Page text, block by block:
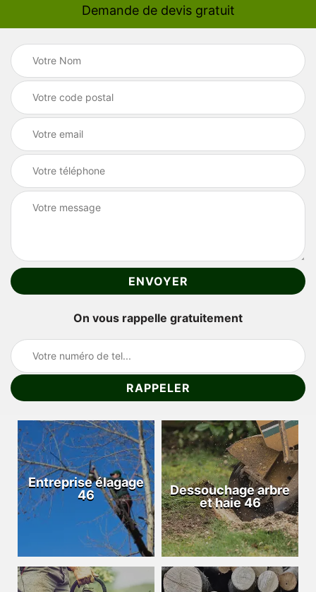
Demande de devis gratuit
On vous rappelle gratuitement
Entreprise élagage
46
Dessouchage arbre
et haie 46